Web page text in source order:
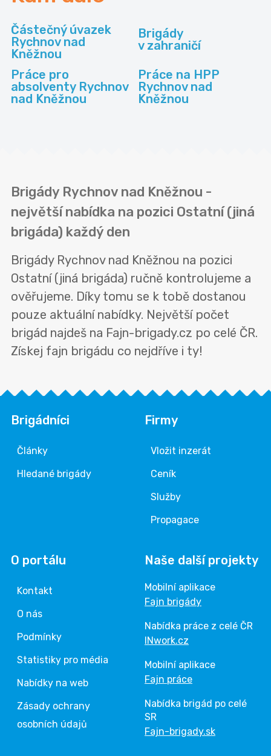
Částečný úvazek
Rychnov nad
Kněžnou
Brigády
v zahraničí
Práce pro
absolventy Rychnov
nad Kněžnou
Práce na HPP
Rychnov nad
Kněžnou
Brigády Rychnov nad Kněžnou -
největší nabídka na pozici Ostatní (jiná
brigáda) každý den
Brigády Rychnov nad Kněžnou na pozici
Ostatní (jiná brigáda) ručně kontrolujeme a
ověřujeme. Díky tomu se k tobě dostanou
pouze aktuální nabídky. Největší počet
brigád najdeš na Fajn-brigady.cz po celé ČR.
Získej fajn brigádu co nejdříve i ty!
Brigádníci
Články
Hledané brigády
Firmy
Vložit inzerát
Ceník
Služby
Propagace
O portálu
Kontakt
O nás
Podmínky
Statistiky pro média
Nabídky na web
Zásady ochrany
osobních údajů
Naše další projekty
Mobilní aplikace
Fajn brigády
Nabídka práce z celé ČR
INwork.cz
Mobilní aplikace
Fajn práce
Nabídka brigád po celé
SR
Fajn-brigady.sk